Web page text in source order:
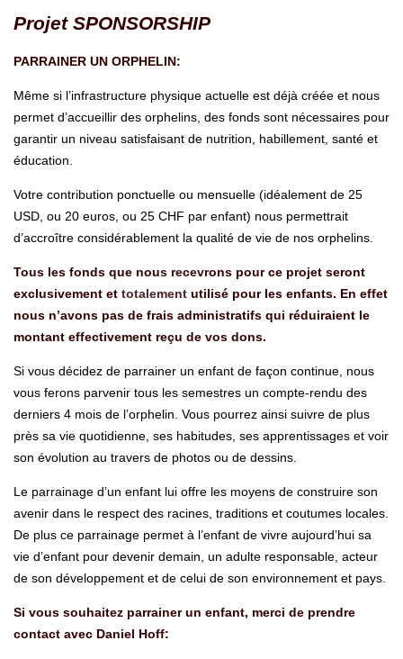
Projet SPONSORSHIP
PARRAINER UN ORPHELIN:
Même si l’infrastructure physique actuelle est déjà créée et nous
permet d’accueillir des orphelins, des fonds sont nécessaires pour
garantir un niveau satisfaisant de nutrition, habillement, santé et
éducation.
Votre contribution ponctuelle ou mensuelle (idéalement de 25
USD, ou 20 euros, ou 25 CHF par enfant) nous permettrait
d’accroître considérablement la qualité de vie de nos orphelins.
Tous les fonds que nous recevrons pour ce projet seront
exclusivement et totalement utilisé pour les enfants. En effet
nous n’avons pas de frais administratifs qui réduiraient le
montant effectivement reçu de vos dons.
Si vous décidez de parrainer un enfant de façon continue, nous
vous ferons parvenir tous les semestres un compte-rendu des
derniers 4 mois de l’orphelin. Vous pourrez ainsi suivre de plus
près sa vie quotidienne, ses habitudes, ses apprentissages et voir
son évolution au travers de photos ou de dessins.
Le parrainage d’un enfant lui offre les moyens de construire son
avenir dans le respect des racines, traditions et coutumes locales.
De plus ce parrainage permet à l’enfant de vivre aujourd’hui sa
vie d’enfant pour devenir demain, un adulte responsable, acteur
de son développement et de celui de son environnement et pays.
Si vous souhaitez parrainer un enfant, merci de prendre
contact avec Daniel Hoff: